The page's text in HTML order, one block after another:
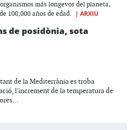
más longevos del planeta,
100,000 años de edad.
| ARXIU
de posidònia, sota
de la Mediterrània es troba
l'increment de la temperatura de